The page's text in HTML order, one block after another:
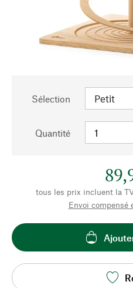
Sélection
Quantité
tous les prix incluent la
Envoi compensé